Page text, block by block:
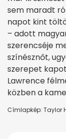
sem maradt
napot kint
– adott
szerencséje
színésznőt,
szerepet
Lawrence
közben a
Címlapkép: Taylor